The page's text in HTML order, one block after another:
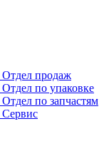
Отдел продаж
Отдел по упаковке
Отдел по запчастям
Сервис